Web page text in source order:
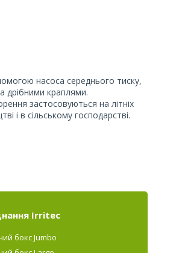
насоса середнього тиску,
дрібними краплями.
застосовуються на літніх
і в сільському господарстві.
Irritec
бокс Jumbo